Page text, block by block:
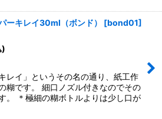
ーキレイ30ml（ボンド） [bond01]
)
レイ」というその名の通り、紙工作
糊です。 細口ノズル付きなのでその
。 ＊極細の糊ボトルよりは少し口が